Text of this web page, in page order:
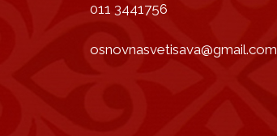
011 3441756
osnovnasvetisava@gmail.com